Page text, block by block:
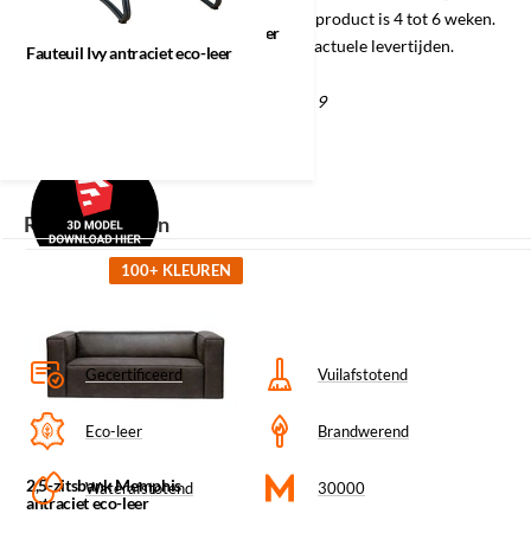
stoffen. De gemiddelde levertijd van dit product is 4 tot 6 weken.
Informeer naar de mogelijkheden en de actuele levertijden.
Materiaal/kleurcode: Antraciet Essenza 9
Gecertificeerd Vuilafstotend
Eco-leer Brandwerend
Waterafstotend 30000
Fauteuil Ivy
antraciet eco-leer
Fauteuil Ivy antraciet eco-leer
Recent bekeken
2,5-zitsbank Memphis
antraciet eco-leer
100+ KLEUREN